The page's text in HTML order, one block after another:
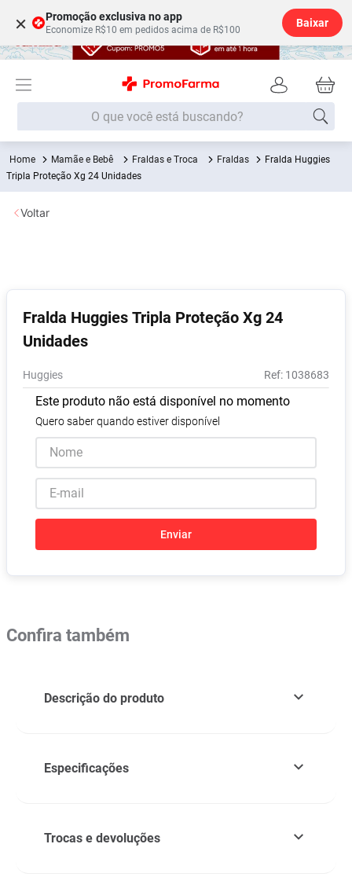
× Promoção exclusiva no app
Economize R$10 em pedidos acima de R$100
Baixar
O que você está buscando?
Mamãe e Bebê Fraldas e Troca Fraldas
Fralda Huggies
Tripla Proteção Xg 24 Unidades
Fralda Huggies Tripla Proteção Xg 24
Unidades
Huggies : 1038683
Este produto não está disponível no momento
Quero saber quando estiver disponível
Enviar
Voltar
Confira também
Descrição do produto
Especificações
Trocas e devoluções
Termos mais buscados
1º Fralda
2
6º Desodorante
7º Shampoo
8º
9º Vitamina D
10º Soro Fisiológico